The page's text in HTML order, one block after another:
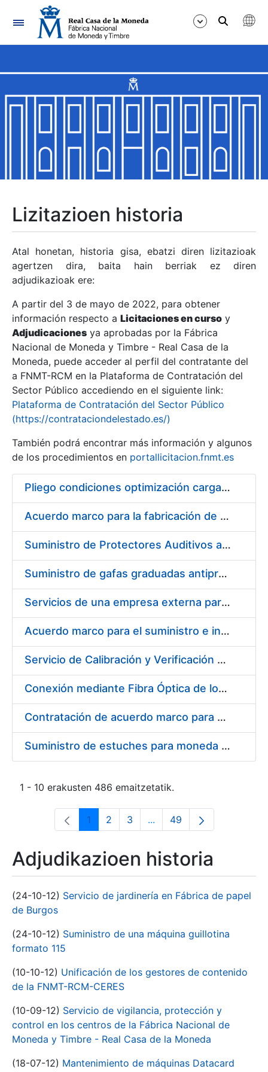
Nabigazioa
Erakutsi/Ezkutatu
Erakutsi/Ezkutatu
Erakutsi/Ezkutatu
Erakutsi/Ezkutatu
Erakutsi/Ezkutatu
Erakutsi/Ezkutatu
Erakutsi/Ezkutatu
Erakutsi/Ezkutatu
Lizitazioen historia
Atal honetan, historia gisa, ebatzi diren lizitazioak
agertzen dira, baita hain berriak ez diren
adjudikazioak ere:
A partir del 3 de mayo de 2022, para obtener
información respecto a Licitaciones en curso y
Adjudicaciones ya aprobadas por la Fábrica
Nacional de Moneda y Timbre - Real Casa de la
Moneda, puede acceder al perfil del contratante del
a FNMT-RCM en la Plataforma de Contratación del
Sector Público accediendo en el siguiente link:
Plataforma de Contratación del Sector Público
(https://contrataciondelestado.es/)
También podrá encontrar más información y algunos
de los procedimientos en portallicitacion.fnmt.es
Pliego condiciones optimización cargas compras firmado
Acuerdo marco para la fabricación de piezas
Suministro de Protectores Auditivos a medida para las personas trabajadoras de los Centros de Trabajo de Madrid y Burgos
Suministro de gafas graduadas antiproyecciones para los trabajadores de la FNMT-RCM en los centros de trabajo de Madrid y Burgos
Servicios de una empresa externa para el asesoramiento y resolución de los recursos de alzada que se presentan relacionados con procesos de selección para la FNMT-RCM
Acuerdo marco para el suministro e instalación de persianas, estores y otros complementos
Servicio de Calibración y Verificación Externa de los Equipos de Medición del Servicio de Prevención de la FNMT-RCM
Conexión mediante Fibra Óptica de los Centros de Proceso de Datos (CPDs) de las sedes de la FNMT-RCM de Burgos y Madrid
Contratación de acuerdo marco para el Suministro de Material de Electricidad para la Fábrica Nacional de Moneda y Timbre-Real Casa de la Moneda en su centro de trabajo de Burgos
Suministro de estuches para moneda de 30 €
1 - 10 erakusten 486 emaitzetatik.
Orrialdea
1 Orrialdea
2 Orrialdea
3 ...Intermediate Pages Use
Orrialdea
49
Adjudikazioen historia
(24-10-12) Servicio de jardinería en Fábrica de papel
de Burgos
(24-10-12) Suministro de una máquina guillotina
formato 115
(10-10-12) Unificación de los gestores de contenido
de la FNMT-RCM-CERES
(10-09-12) Servicio de vigilancia, protección y
control en los centros de la Fábrica Nacional de
Moneda y Timbre - Real Casa de la Moneda
(18-07-12) Mantenimiento de máquinas Datacard